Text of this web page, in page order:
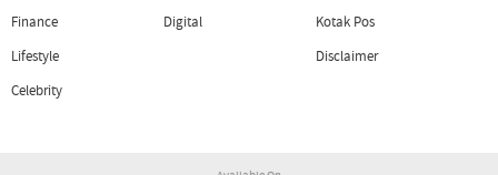
Finance
Lifestyle
Celebrity
Digital
Kotak Pos
Disclaimer